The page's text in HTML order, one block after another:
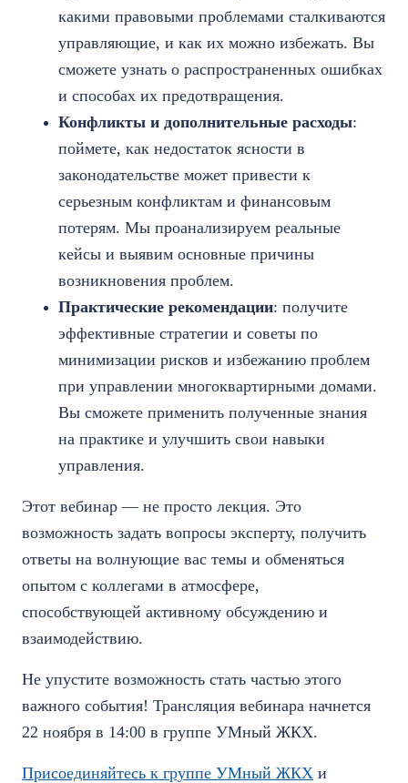
какими правовыми проблемами сталкиваются
управляющие, и как их можно избежать. Вы
сможете узнать о распространенных ошибках
и способах их предотвращения.
Конфликты и дополнительные расходы:
поймете, как недостаток ясности в
законодательстве может привести к
серьезным конфликтам и финансовым
потерям. Мы проанализируем реальные
кейсы и выявим основные причины
возникновения проблем.
Практические рекомендации: получите
эффективные стратегии и советы по
минимизации рисков и избежанию проблем
при управлении многоквартирными домами.
Вы сможете применить полученные знания
на практике и улучшить свои навыки
управления.
Этот вебинар — не просто лекция. Это
возможность задать вопросы эксперту, получить
ответы на волнующие вас темы и обменяться
опытом с коллегами в атмосфере,
способствующей активному обсуждению и
взаимодействию.
Не упустите возможность стать частью этого
важного события! Трансляция вебинара начнется
22 ноября в 14:00 в группе УМный ЖКХ.
Присоединяйтесь к группе УМный ЖКХ и